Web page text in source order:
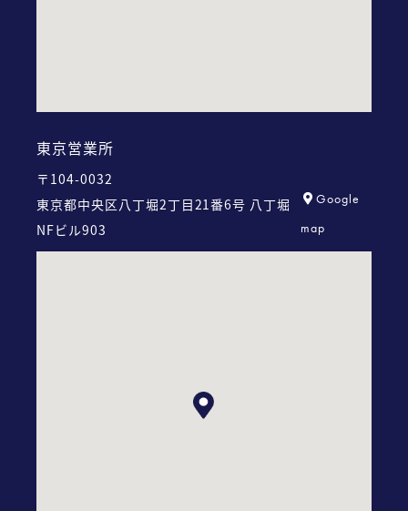
東京営業所
〒104-0032
東京都中央区八丁堀2丁目21番6号 八丁堀
NFビル903
Google
map